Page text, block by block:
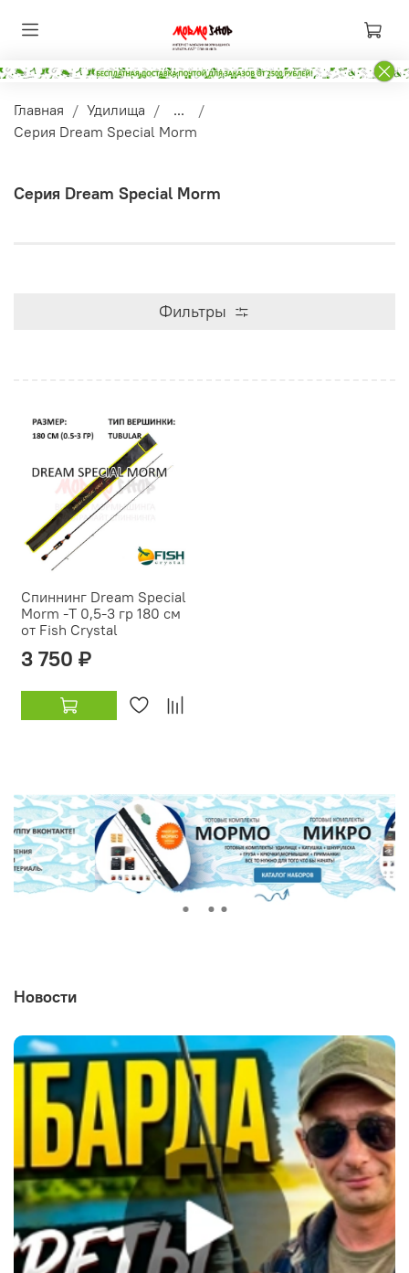
Главная Удилища
...
Серия Dream Special Morm
Серия Dream Special Morm
Фильтры
Спиннинг Dream Special
Morm -T 0,5-3 гр 180 см
от Fish Crystal
3 750 ₽
Новости